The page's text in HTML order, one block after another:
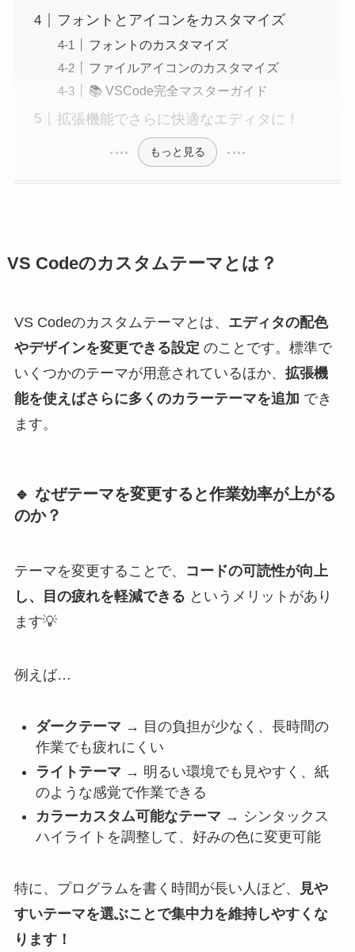
フォントとアイコンをカスタマイズ
フォントのカスタマイズ
ファイルアイコンのカスタマイズ
📚 VSCode完全マスターガイド
拡張機能でさらに快適なエディタに！
もっと見る
VS Codeのカスタムテーマとは？
VS Codeのカスタムテーマとは、 エディタの配色
やデザインを変更できる設定 のことです。標準で
いくつかのテーマが用意されているほか、 拡張機
能を使えばさらに多くのカラーテーマを追加 でき
ます。
🔹 なぜテーマを変更すると作業効率が上がる
のか？
テーマを変更することで、
コードの可読性が向上
し、目の疲れを軽減できる というメリットがあり
ます💡
例えば…
ダークテーマ → 目の負担が少なく、長時間の
作業でも疲れにくい
ライトテーマ → 明るい環境でも見やすく、紙
のような感覚で作業できる
カラーカスタム可能なテーマ → シンタックス
ハイライトを調整して、好みの色に変更可能
特に、プログラムを書く時間が長い人ほど、
見や
すいテーマを選ぶことで集中力を維持しやすくな
ります！